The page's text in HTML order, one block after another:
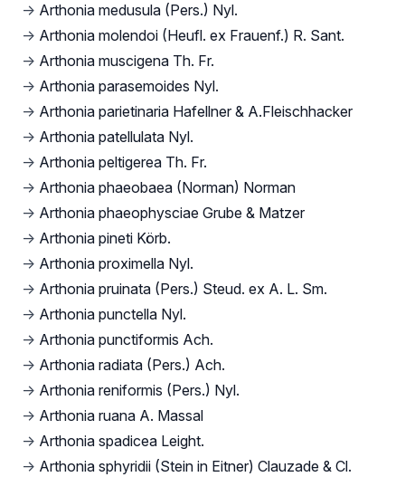
→ Arthonia medusula (Pers.) Nyl.
→ Arthonia molendoi (Heufl. ex Frauenf.) R. Sant.
→ Arthonia muscigena Th. Fr.
→ Arthonia parasemoides Nyl.
→ Arthonia parietinaria Hafellner & A.Fleischhacker
→ Arthonia patellulata Nyl.
→ Arthonia peltigerea Th. Fr.
→ Arthonia phaeobaea (Norman) Norman
→ Arthonia phaeophysciae Grube & Matzer
→ Arthonia pineti Körb.
→ Arthonia proximella Nyl.
→ Arthonia pruinata (Pers.) Steud. ex A. L. Sm.
→ Arthonia punctella Nyl.
→ Arthonia punctiformis Ach.
→ Arthonia radiata (Pers.) Ach.
→ Arthonia reniformis (Pers.) Nyl.
→ Arthonia ruana A. Massal
→ Arthonia spadicea Leight.
→ Arthonia sphyridii (Stein in Eitner) Clauzade & Cl.